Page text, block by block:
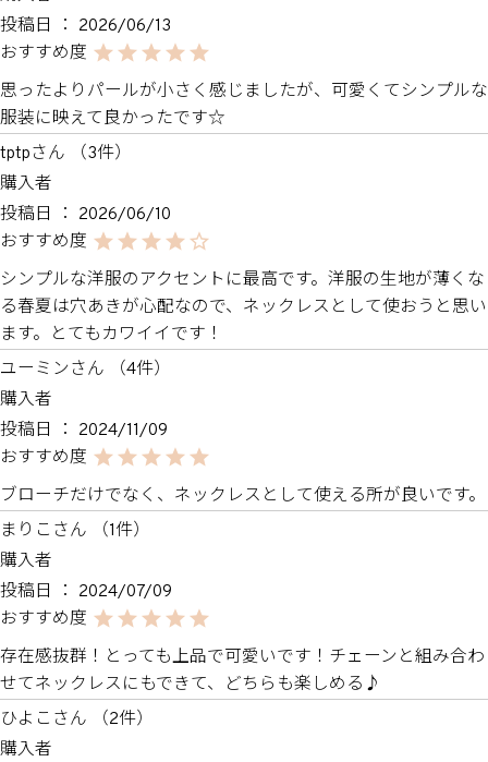
投稿日
2026/06/13
思ったよりパールが小さく感じましたが、可愛くてシンプルな
服装に映えて良かったです☆
tptp
3
購入者
投稿日
2026/06/10
シンプルな洋服のアクセントに最高です。洋服の生地が薄くな
る春夏は穴あきが心配なので、ネックレスとして使おうと思い
ます。とてもカワイイです！
ユーミン
4
購入者
投稿日
2024/11/09
ブローチだけでなく、ネックレスとして使える所が良いです。
まりこ
1
購入者
投稿日
2024/07/09
存在感抜群！とっても上品で可愛いです！チェーンと組み合わ
せてネックレスにもできて、どちらも楽しめる♪
ひよこ
2
購入者